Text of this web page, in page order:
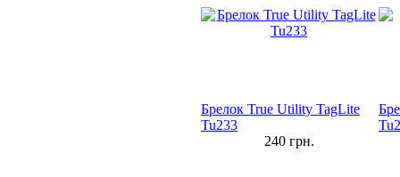
Брелок True Utility TagLite
Tu233
240грн.